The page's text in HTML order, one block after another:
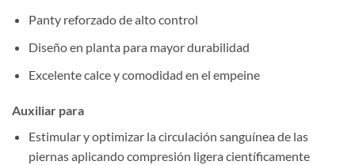
Panty reforzado de alto control
Diseño en planta para mayor durabilidad
Excelente calce y comodidad en el empeine
Auxiliar para
Estimular y optimizar la circulación sanguínea de las
piernas aplicando compresión ligera científicamente